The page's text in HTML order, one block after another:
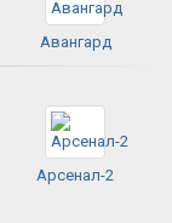
Авангард
Арсенал-2